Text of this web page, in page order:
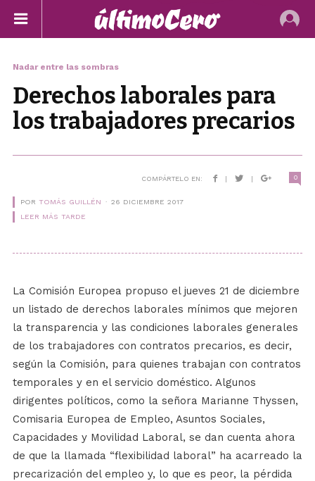
Nadar entre las sombras
Derechos laborales para
los trabajadores precarios
COMPÁRTELO EN: | | 0
POR TOMÁS GUILLÉN
26 DICIEMBRE 2017
LEER MÁS TARDE
La Comisión Europea propuso el jueves 21 de diciembre
un listado de derechos laborales mínimos que mejoren
la transparencia y las condiciones laborales generales
de los trabajadores con contratos precarios, es decir,
según la Comisión, para quienes trabajan con contratos
temporales y en el servicio doméstico. Algunos
dirigentes políticos, como la señora Marianne Thyssen,
Comisaria Europea de Empleo, Asuntos Sociales,
Capacidades y Movilidad Laboral, se dan cuenta ahora
de que la llamada “flexibilidad laboral” ha acarreado la
precarización del empleo y, lo que es peor, la pérdida